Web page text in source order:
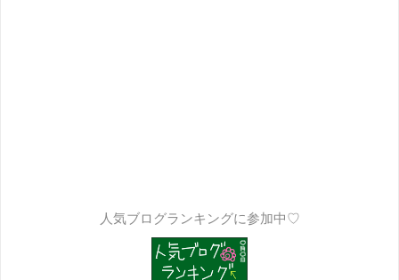
人気ブログランキングに参加中♡